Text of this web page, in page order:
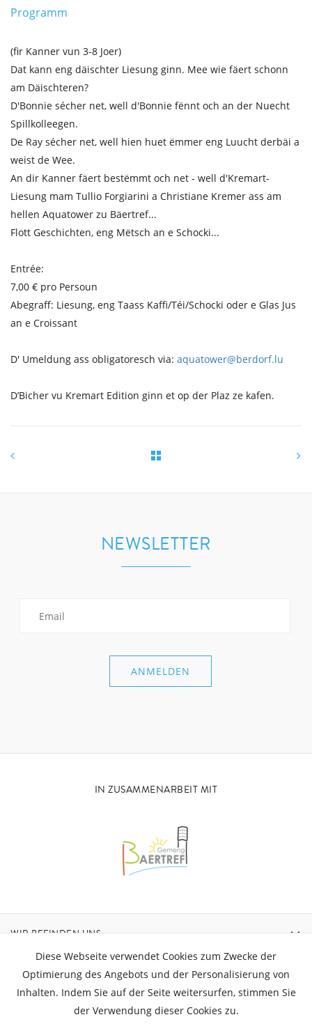
Programm
(fir Kanner vun 3-8 Joer)
Dat kann eng däischter Liesung ginn. Mee wie fäert schonn
am Däischteren?
D'Bonnie sécher net, well d'Bonnie fënnt och an der Nuecht
Spillkolleegen.
De Ray sécher net, well hien huet ëmmer eng Luucht derbäi a
weist de Wee.
An dir Kanner fäert bestëmmt och net - well d'Kremart-
Liesung mam Tullio Forgiarini a Christiane Kremer ass am
hellen Aquatower zu Bäertref...
Flott Geschichten, eng Mëtsch an e Schocki...
Entrée:
7,00 € pro Persoun
Abegraff: Liesung, eng Taass Kaffi/Téi/Schocki oder e Glas Jus
an e Croissant
D' Umeldung ass obligatoresch via: aquatower@berdorf.lu
D’Bicher vu Kremart Edition ginn et op der Plaz ze kafen.
NEWSLETTER
IN ZUSAMMENARBEIT MIT
WIR BEFINDEN UNS
KONTAKT
ÖFFNUNGSZEITEN
Diese Webseite verwendet Cookies zum Zwecke der
Optimierung des Angebots und der Personalisierung von
Inhalten. Indem Sie auf der Seite weitersurfen, stimmen Sie
der Verwendung dieser Cookies zu.